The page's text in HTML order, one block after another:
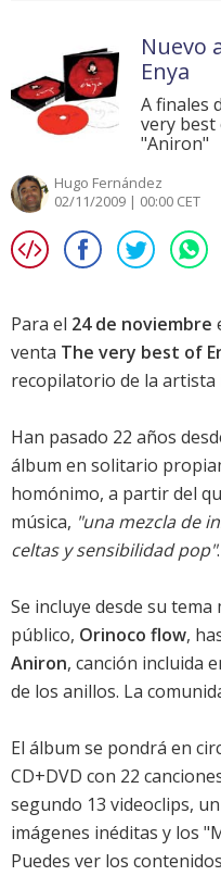
Nuevo
Enya
A finales
very best
"Aniron"
Hugo Fernández
02/11/2009 | 00:00 CET
Para el 24 de noviembre
venta The very best of
recopilatorio de la artista
Han pasado 22 años
álbum en solitario
homónimo, a partir del
música, "una mezcla de
celtas y sensibilidad pop".
Se incluye desde su
público, Orinoco flow,
Aniron, canción incluida
de los anillos. La
El álbum se pondrá en
CD+DVD con 22
segundo 13 videoclips,
imágenes inéditas y los
Puedes ver los